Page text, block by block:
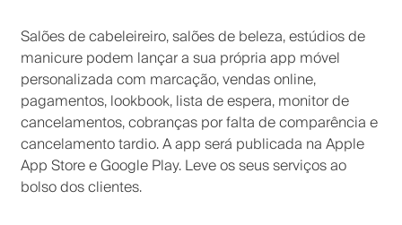
Salões de cabeleireiro, salões de beleza, estúdios de
manicure podem lançar a sua própria app móvel
personalizada com marcação, vendas online,
pagamentos, lookbook, lista de espera, monitor de
cancelamentos, cobranças por falta de comparência e
cancelamento tardio. A app será publicada na Apple
App Store e Google Play. Leve os seus serviços ao
bolso dos clientes.